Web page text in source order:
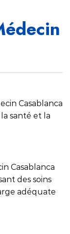
Casablanca
santé et la
Casablanca
des soins
adéquate